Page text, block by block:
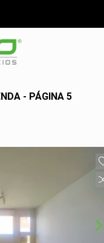
- PÁGINA 5